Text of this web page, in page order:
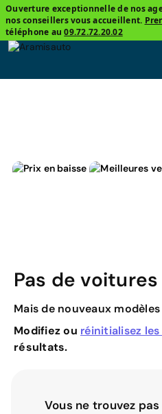
Ouverture exceptionnelle de nos
nos conseillers vous accueillent.
téléphone au09.72.72.20.02
Pas de
Mais de nouveaux
Modifiez ou réinitialisez
résultats.
Vous ne trouvez